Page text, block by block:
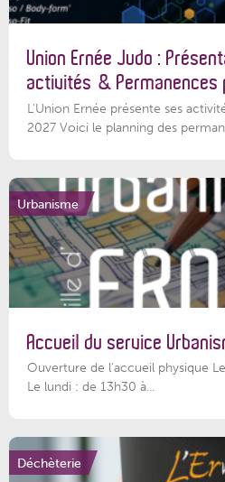
Union Ernée Judo :
activités &
L'Union Ernée présente ses
2027 Voici le planning des
Urbanisme
Accueil du service
Ouverture de l'accueil physique
Le lundi : de 13h30 à...
Déchèterie